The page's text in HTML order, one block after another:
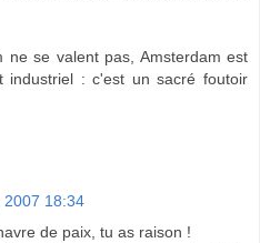
ne se valent pas, Amsterdam est
industriel : c'est un sacré foutoir
2007 18:34
de paix, tu as raison !